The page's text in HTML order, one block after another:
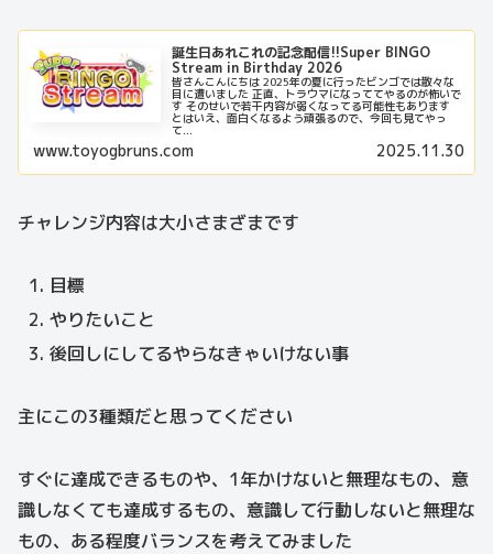
誕生日あれこれの記念配信!!Super BINGO
Stream in Birthday 2026
皆さんこんにちは 2025年の夏に行ったビンゴでは散々な
目に遭いました 正直、トラウマになっててやるのが怖いで
す そのせいで若干内容が弱くなってる可能性もあります
とはいえ、面白くなるよう頑張るので、今回も見てやっ
て...
www.toyogbruns.com 2025.11.30
チャレンジ内容は大小さまざまです
目標
やりたいこと
後回しにしてるやらなきゃいけない事
主にこの3種類だと思ってください
すぐに達成できるものや、1年かけないと無理なもの、意
識しなくても達成するもの、意識して行動しないと無理な
もの、ある程度バランスを考えてみました